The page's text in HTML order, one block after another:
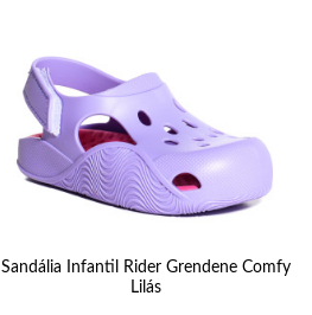
Sandália Infantil Rider Grendene Comfy
Lilás